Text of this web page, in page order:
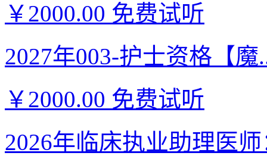
￥2000.00 免费试听
2027年003-护士资格【魔
￥2000.00 免费试听
2026年临床执业助理医